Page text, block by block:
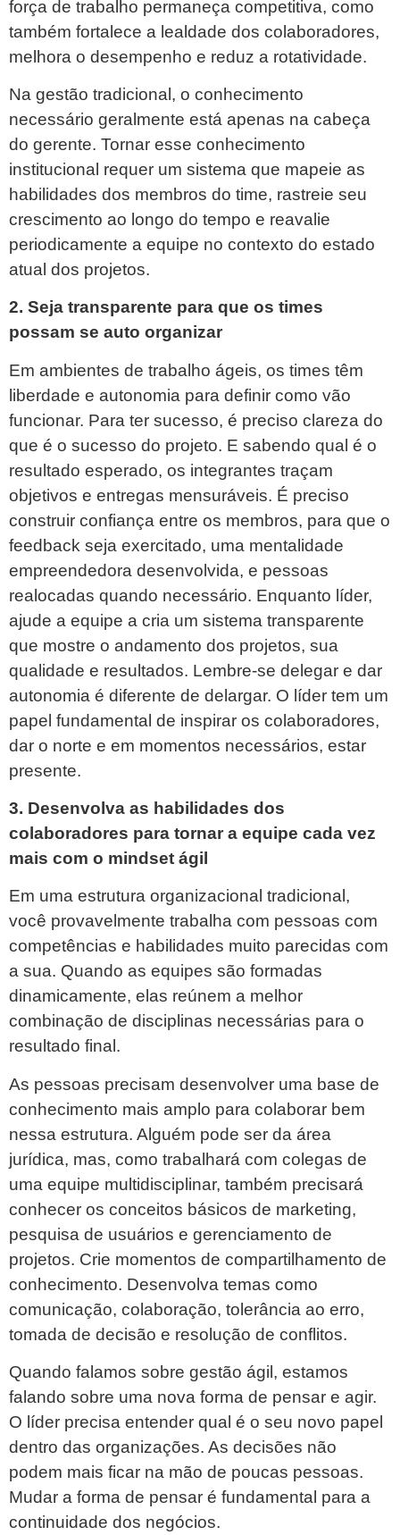
força de trabalho permaneça competitiva, como
também fortalece a lealdade dos colaboradores,
melhora o desempenho e reduz a rotatividade.
Na gestão tradicional, o conhecimento
necessário geralmente está apenas na cabeça
do gerente. Tornar esse conhecimento
institucional requer um sistema que mapeie as
habilidades dos membros do time, rastreie seu
crescimento ao longo do tempo e reavalie
periodicamente a equipe no contexto do estado
atual dos projetos.
2. Seja transparente para que os times
possam se auto organizar
Em ambientes de trabalho ágeis, os times têm
liberdade e autonomia para definir como vão
funcionar. Para ter sucesso, é preciso clareza do
que é o sucesso do projeto. E sabendo qual é o
resultado esperado, os integrantes traçam
objetivos e entregas mensuráveis. É preciso
construir confiança entre os membros, para que o
feedback seja exercitado, uma mentalidade
empreendedora desenvolvida, e pessoas
realocadas quando necessário. Enquanto líder,
ajude a equipe a cria um sistema transparente
que mostre o andamento dos projetos, sua
qualidade e resultados. Lembre-se delegar e dar
autonomia é diferente de delargar. O líder tem um
papel fundamental de inspirar os colaboradores,
dar o norte e em momentos necessários, estar
presente.
3. Desenvolva as habilidades dos
colaboradores para tornar a equipe cada vez
mais com o mindset ágil
Em uma estrutura organizacional tradicional,
você provavelmente trabalha com pessoas com
competências e habilidades muito parecidas com
a sua. Quando as equipes são formadas
dinamicamente, elas reúnem a melhor
combinação de disciplinas necessárias para o
resultado final.
As pessoas precisam desenvolver uma base de
conhecimento mais amplo para colaborar bem
nessa estrutura. Alguém pode ser da área
jurídica, mas, como trabalhará com colegas de
uma equipe multidisciplinar, também precisará
conhecer os conceitos básicos de marketing,
pesquisa de usuários e gerenciamento de
projetos. Crie momentos de compartilhamento de
conhecimento. Desenvolva temas como
comunicação, colaboração, tolerância ao erro,
tomada de decisão e resolução de conflitos.
Quando falamos sobre gestão ágil, estamos
falando sobre uma nova forma de pensar e agir.
O líder precisa entender qual é o seu novo papel
dentro das organizações. As decisões não
podem mais ficar na mão de poucas pessoas.
Mudar a forma de pensar é fundamental para a
continuidade dos negócios.